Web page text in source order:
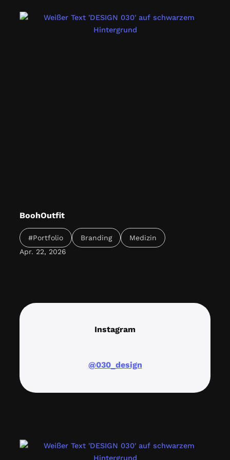
BoohOutfit
Our Services: Technical Milestones Conclusion Das
Projekt verbindet E-Commerce mit einer starken
sozialen Botschaft und schafft eine Plattform, die
#Portfolio Branding
Medizin
Apr. 22, 2026
Instagram
@030_design